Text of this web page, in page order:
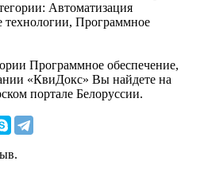
Автоматизация
технологии, Программное
Программное обеспечение,
«КвиДокс» Вы найдете на
портале Белоруссии.